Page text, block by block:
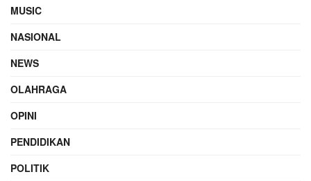
MUSIC
NASIONAL
NEWS
OLAHRAGA
OPINI
PENDIDIKAN
POLITIK